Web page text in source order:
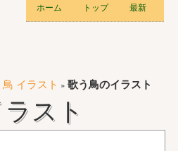
ホーム トップ 最新
鳥 イラスト » 歌う鳥のイラスト
スト